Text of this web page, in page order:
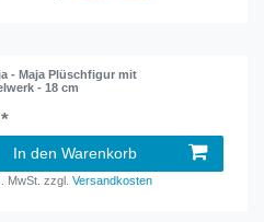
- Maja Plüschfigur mit
- 18 cm
In den Warenkorb
MwSt. zzgl.Versandkosten